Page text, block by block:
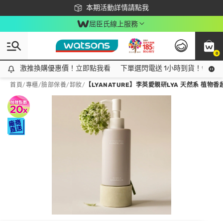
本期活動詳情請點我
下載app最高回饋$350
屈臣氏線上服務
0
激推換購優惠價！立即點我看
激推換購優惠價！立即點我看 下單選閃電送 1小時到貨！領神
首頁/專櫃/臉部保養/卸妝/ 【LYANATURE】李英愛親研LYA 天然系 植物